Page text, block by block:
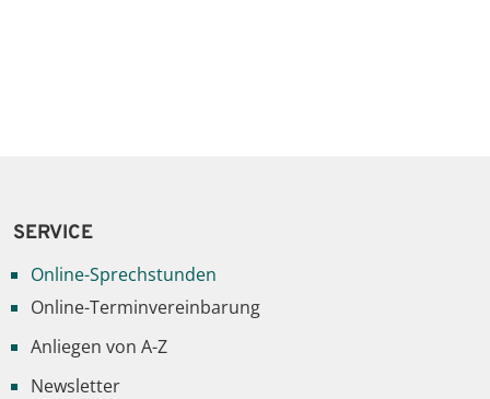
SERVICE
Online-Sprechstunden
Online-Terminvereinbarung
Anliegen von A-Z
Newsletter